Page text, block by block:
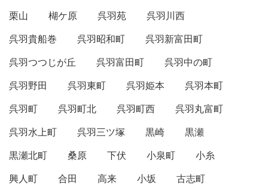
栗山
楜ケ原 呉羽苑
呉羽川西
呉羽貴船巻
呉羽昭和町
呉羽新富田町
呉羽つつじが丘
呉羽富田町
呉羽中の町
呉羽野田
呉羽東町 呉羽姫本
呉羽本町
呉羽町
呉羽町北 呉羽町西
呉羽丸富町
呉羽水上町
呉羽三ツ塚 黒崎
黒瀬
黒瀬北町
桑原 下伏 小泉町
小糸
興人町
合田 高来 小坂
古志町